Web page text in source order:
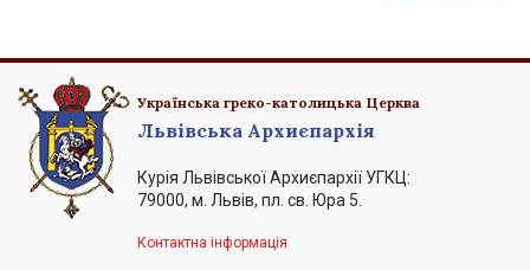
Українська греко-католицька Церква
Львівська Архиєпархія
Курія Львівської Архиєпархії УГКЦ:
79000, м. Львів, пл. св. Юра 5.
Контактна інформація